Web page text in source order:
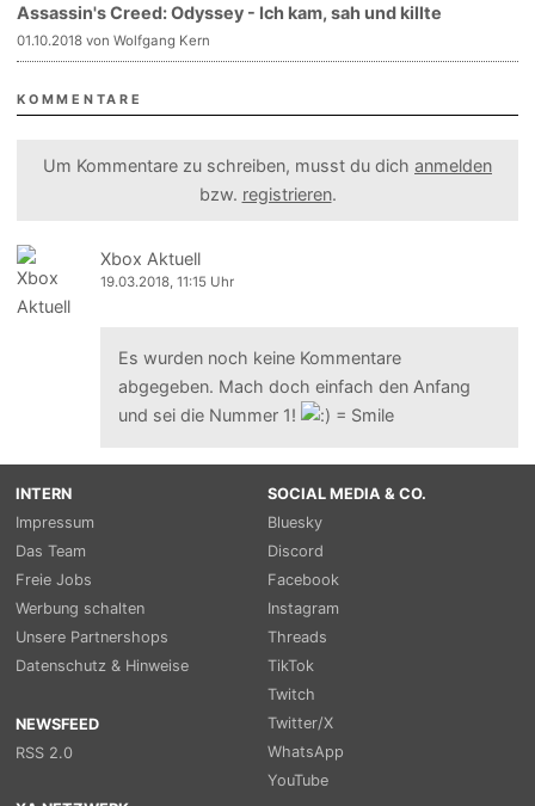
Assassin's Creed: Odyssey - Ich kam, sah und killte
01.10.2018 von Wolfgang Kern
KOMMENTARE
Um Kommentare zu schreiben, musst du dich anmelden
bzw. registrieren.
Xbox Aktuell
19.03.2018, 11:15 Uhr
Es wurden noch keine Kommentare
abgegeben. Mach doch einfach den Anfang
und sei die Nummer 1!
INTERN
Impressum
Das Team
Freie Jobs
Werbung schalten
Unsere Partnershops
Datenschutz & Hinweise
NEWSFEED
RSS 2.0
SOCIAL MEDIA & CO.
Bluesky
Discord
Facebook
Instagram
Threads
TikTok
Twitch
Twitter/X
WhatsApp
YouTube